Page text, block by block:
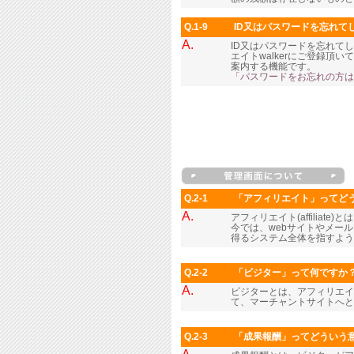
Q.1-9 ID又はパスワードを忘れ
A.
ID又はパスワードを忘れて
エイトwalkerにご登録頂い
案内する機能です。
「パスワードをお忘れの方
Q.2-1 「アフィリエイト」ってど
A.
アフィリエイト(affiliate)と
今では、webサイトやメー
得るシステム全体を指すよ
Q.2-2 「ビジター」って何ですか
A.
ビジターとは、アフィリエ
て、マーチャントサイトへ
Q.2-3 「成果報酬」ってどういう